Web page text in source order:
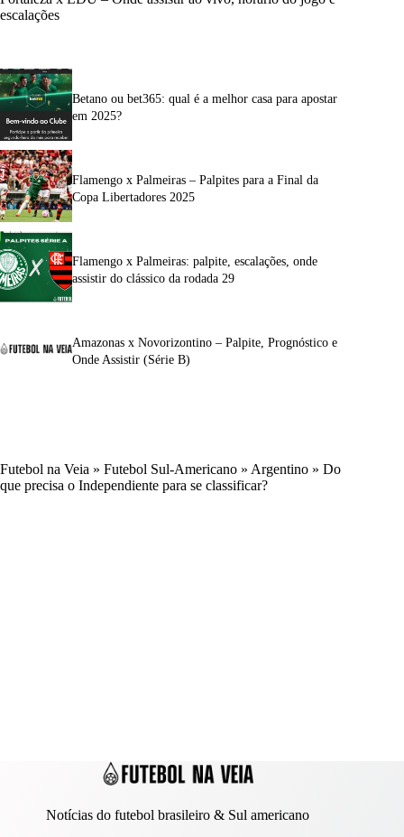
escalações
Betano ou bet365: qual é a melhor casa para apostar
em 2025?
Flamengo x Palmeiras – Palpites para a Final da
Copa Libertadores 2025
Flamengo x Palmeiras: palpite, escalações, onde
assistir do clássico da rodada 29
Amazonas x Novorizontino – Palpite, Prognóstico e
Onde Assistir (Série B)
Futebol na Veia » Futebol Sul-Americano » Argentino » Do
que precisa o Independiente para se classificar?
Notícias do futebol brasileiro & Sul americano